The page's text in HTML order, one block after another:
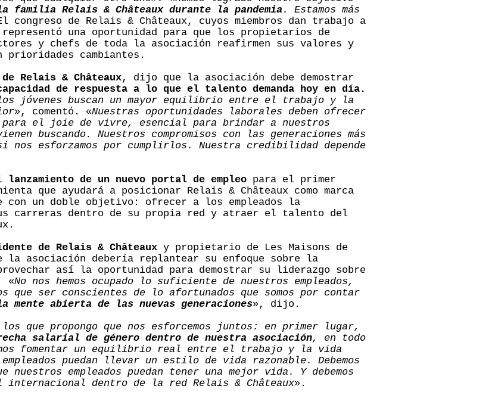
familia Relais & Châteaux durante la pandemia . Estamos más
congreso de Relais & Châteaux, cuyos miembros dan trabajo a
una oportunidad para que los propietarios de
y chefs de toda la asociación reafirmen sus valores y
prioridades cambiantes.
Relais & Châteaux, dijo que la asociación debe demostrar
de respuesta a lo que el talento demanda hoy en día.
jóvenes buscan un mayor equilibrio entre el trabajo y la
», comentó. «Nuestras oportunidades laborales deben ofrecer
el joie de vivre, esencial para brindar a nuestros
buscando. Nuestros compromisos con las generaciones más
nos esforzamos por cumplirlos. Nuestra credibilidad depende
lanzamiento de un nuevo portal de empleo para el primer
que ayudará a posicionar Relais & Châteaux como marca
con un doble objetivo: ofrecer a los empleados la
carreras dentro de su propia red y atraer el talento del
de Relais & Châteaux y propietario de Les Maisons de
la asociación debería replantear su enfoque sobre la
así la oportunidad para demostrar su liderazgo sobre
«No nos hemos ocupado lo suficiente de nuestros empleados,
que ser conscientes de lo afortunados que somos por contar
abierta de las nuevas generaciones», dijo.
que propongo que nos esforcemos juntos: en primer lugar,
salarial de género dentro de nuestra asociación, en todo
fomentar un equilibrio real entre el trabajo y la vida
puedan llevar un estilo de vida razonable. Debemos
empleados puedan tener una mejor vida. Y debemos
dentro de la red Relais & Châteaux».